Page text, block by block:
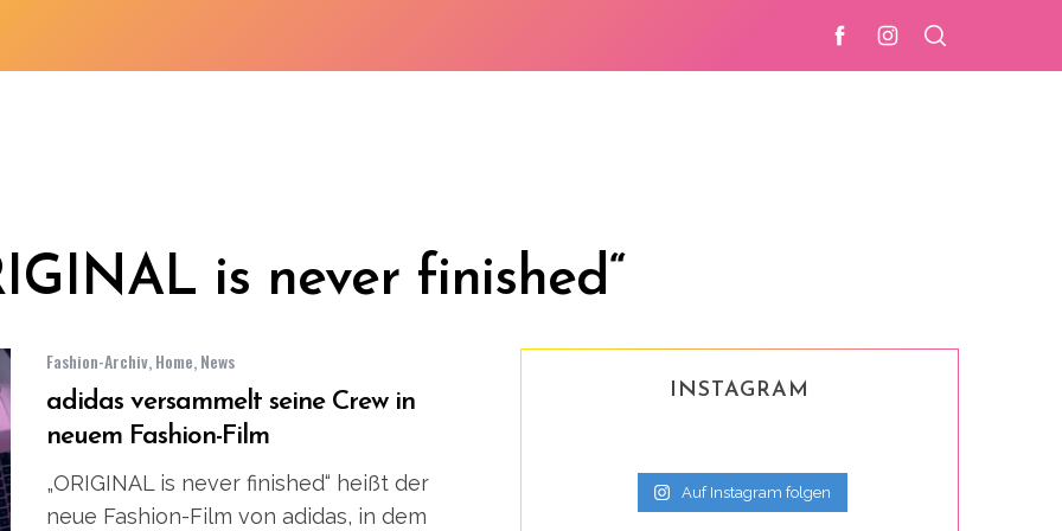
is never finished“
Fashion-Archiv,Home,News
adidas versammelt seine Crew in
neuem Fashion-Film
„ORIGINAL is never finished“ heißt der
neue Fashion-Film von adidas, in dem
INSTAGRAM
Auf Instagram folgen